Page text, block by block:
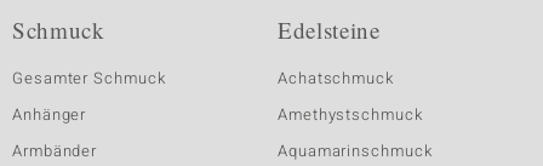
Schmuck
Gesamter Schmuck
Anhänger
Armbänder
Edelsteine
Achatschmuck
Amethystschmuck
Aquamarinschmuck